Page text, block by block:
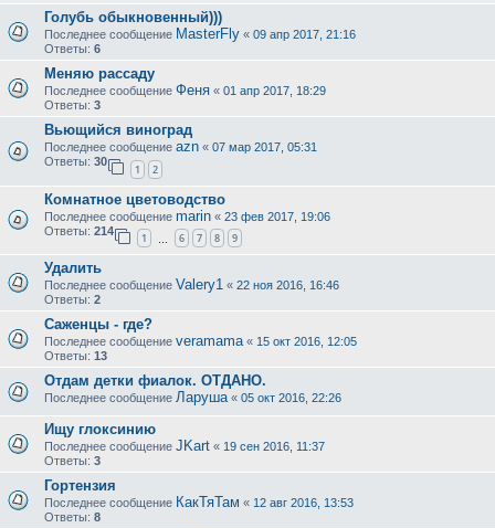
Голубь обыкновенный)))
Последнее сообщение MasterFly « 09 апр 2017, 21:16
Ответы: 6
Меняю рассаду
Последнее сообщение Феня « 01 апр 2017, 18:29
Ответы: 3
Вьющийся виноград
Последнее сообщение azn « 07 мар 2017, 05:31
Ответы: 30
1 2
Комнатное цветоводство
Последнее сообщение marin « 23 фев 2017, 19:06
Ответы: 214
1 6 7 8 9
Удалить
Последнее сообщение Valery1 « 22 ноя 2016, 16:46
Ответы: 2
Саженцы - где?
Последнее сообщение veramama « 15 окт 2016, 12:05
Ответы: 13
Отдам детки фиалок. ОТДАНО.
Последнее сообщение Ларуша « 05 окт 2016, 22:26
Ищу глоксинию
Последнее сообщение JKart « 19 сен 2016, 11:37
Ответы: 3
Гортензия
Последнее сообщение КакТяТам « 12 авг 2016, 13:53
Ответы: 8